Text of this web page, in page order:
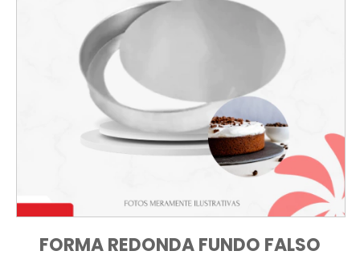
FORMA REDONDA FUNDO FALSO